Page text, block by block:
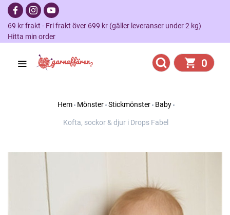
69 kr frakt - Fri frakt över 699 kr (gäller leveranser under 2 kg)
Hitta min order
0
Hem Mönster Stickmönster Baby
Kofta, sockor & djur i Drops Fabel